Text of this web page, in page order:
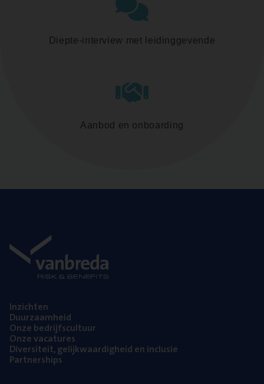
Diepte-interview met leidinggevende
Aanbod en onboarding
Inzich­ten
Duur­zaam­heid
Onze bedrijfs­cul­tuur
Onze vaca­tu­res
Diver­si­teit, gelijk­waar­dig­heid en inclusie
Part­ner­ships